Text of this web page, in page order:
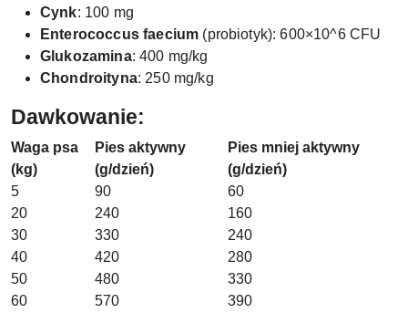
Cynk: 100 mg
Enterococcus faecium (probiotyk): 600×10^6 CFU
Glukozamina: 400 mg/kg
Chondroityna: 250 mg/kg
Dawkowanie:
Waga psa
(kg)
Pies aktywny
(g/dzień)
Pies mniej aktywny
(g/dzień)
5
90
60
20
240
160
30
330
240
40
420
280
50
480
330
60
570 390